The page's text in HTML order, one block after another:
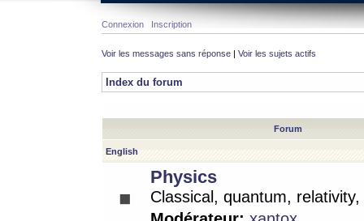
Connexion Inscription
Voir les messages sans réponse | Voir les sujets actifs
Index du forum
Forum
English
Physics
Classical, quantum,